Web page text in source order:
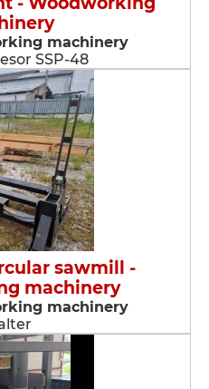
machinery
SSP-48
sawmill -
machinery
machinery